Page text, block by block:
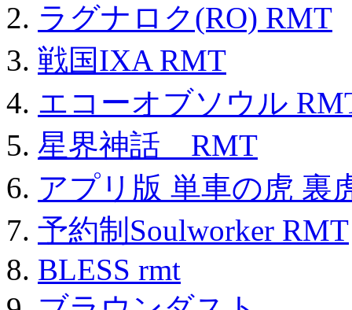
ラグナロク(RO) RMT
戦国IXA RMT
エコーオブソウル
星界神話 RMT
アプリ版 単車の虎 裏
予約制Soulworker RMT
BLESS rmt